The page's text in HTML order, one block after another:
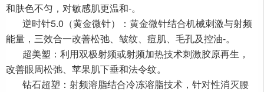
和肤色不匀，对敏感肌更温和-。
逆时针5.0（黄金微针）：黄金微针结合机械刺激与射频
能量，三效合一改善松弛、皱纹、痘肌、毛孔及控油-。
超美塑：利用双极射频或射频加热技术刺激胶原再生，
改善眼周松弛、苹果肌下垂和法令纹。
钻石超塑：射频溶脂结合冷冻溶脂技术，针对性消灭腰